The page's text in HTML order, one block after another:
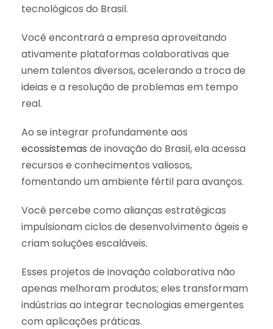
tecnológicos do Brasil.
Você encontrará a empresa aproveitando
ativamente plataformas colaborativas que
unem talentos diversos, acelerando a troca de
ideias e a resolução de problemas em tempo
real.
Ao se integrar profundamente aos
ecossistemas de inovação do Brasil, ela acessa
recursos e conhecimentos valiosos,
fomentando um ambiente fértil para avanços.
Você percebe como alianças estratégicas
impulsionam ciclos de desenvolvimento ágeis e
criam soluções escaláveis.
Esses projetos de inovação colaborativa não
apenas melhoram produtos; eles transformam
indústrias ao integrar tecnologias emergentes
com aplicações práticas.